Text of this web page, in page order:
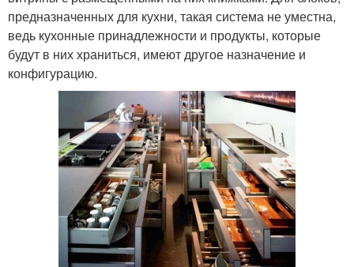
предназначенных для кухни, такая система не уместна,
ведь кухонные принадлежности и продукты, которые
будут в них храниться, имеют другое назначение и
конфигурацию.